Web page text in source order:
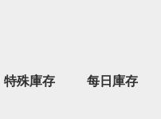
特殊庫存 每日庫存